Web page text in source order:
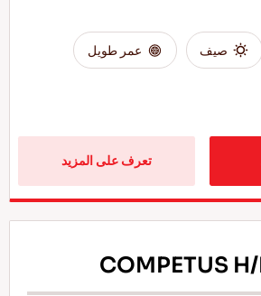
صيف عمر طويل
تعرف على المزيد
COMPETUS